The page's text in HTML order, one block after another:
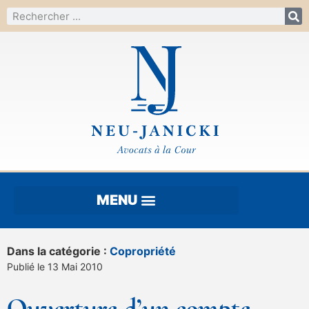
Dans la catégorie : Copropriété
Publié le 13 Mai 2010